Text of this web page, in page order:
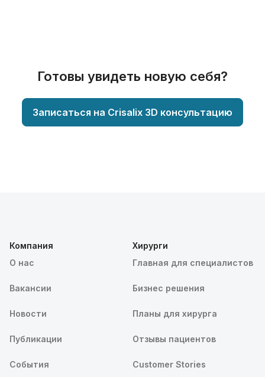
Готовы увидеть новую себя?
Записаться на Crisalix 3D консультацию
Компания
О нас
Вакансии
Новости
Публикации
События
Хирурги
Главная для специалистов
Бизнес решения
Планы для хирурга
Отзывы пациентов
Customer Stories